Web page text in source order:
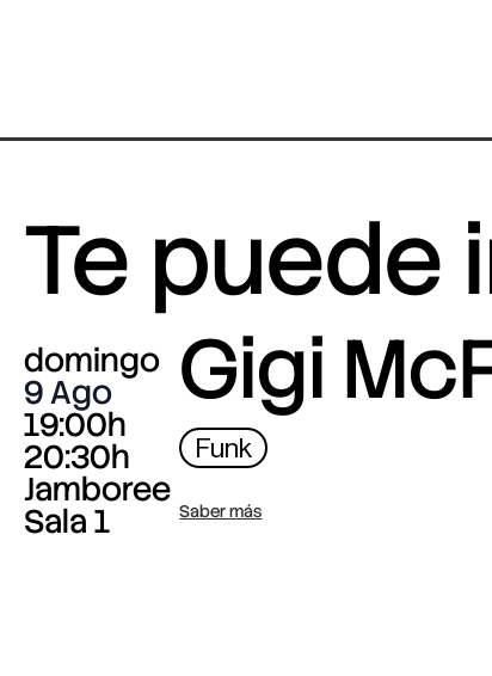
Te puede
domingo
9 Ago
19:00h
20:30h
Jamboree
Sala 1
Gigi
Funk
Saber más